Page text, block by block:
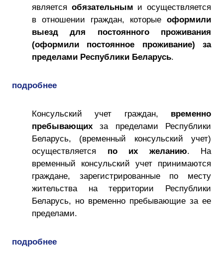
является обязательным и осуществляется
в отношении граждан, которые оформили
выезд для постоянного проживания
(оформили постоянное проживание) за
пределами Республики Беларусь.
подробнее
Консульский учет граждан, временно
пребывающих за пределами Республики
Беларусь, (временный консульский учет)
осуществляется по их желанию. На
временный консульский учет принимаются
граждане, зарегистрированные по месту
жительства на территории Республики
Беларусь, но временно пребывающие за ее
пределами.
подробнее